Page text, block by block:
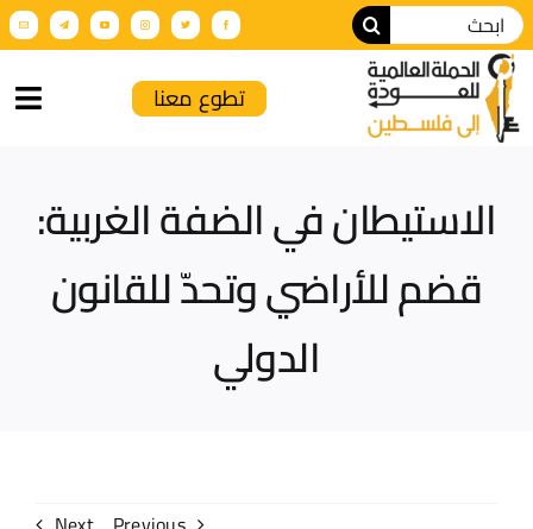
من نحن
أنشطة الحملة
عن فلسطين
تطوع معنا
الاستيطان في الضفة الغربية:
قضم للأراضي وتحدّ للقانون
الدولي